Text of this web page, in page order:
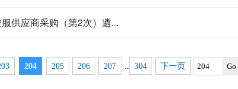
供应商采购（第2次）遴...
204 205 206 207 .. 304 下一页 Go